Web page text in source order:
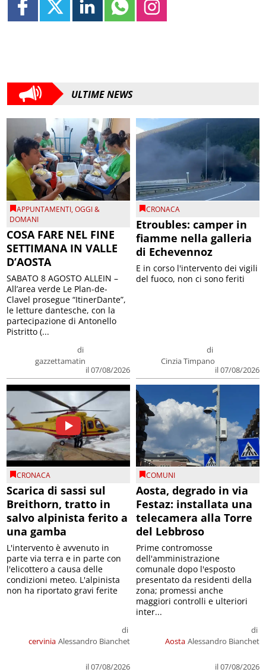
ULTIME NEWS
APPUNTAMENTI,OGGI &
DOMANI
COSA FARE NEL FINE
SETTIMANA IN VALLE
D’AOSTA
di
gazzettamatin
il 07/08/2026
SABATO 8 AGOSTO ALLEIN –
All’area verde Le Plan-de-
Clavel prosegue “ItinerDante”,
le letture dantesche, con la
partecipazione di Antonello
Pistritto (...
CRONACA
Etroubles: camper in
fiamme nella galleria
di Echevennoz
di
Cinzia Timpano
il 07/08/2026
E in corso l'intervento dei vigili
del fuoco, non ci sono feriti
CRONACA
Scarica di sassi sul
Breithorn, tratto in
salvo alpinista ferito a
una gamba
cervinia
di
Alessandro Bianchet
il 07/08/2026
L'intervento è avvenuto in
parte via terra e in parte con
l'elicottero a causa delle
condizioni meteo. L'alpinista
non ha riportato gravi ferite
COMUNI
Aosta, degrado in via
Festaz: installata una
telecamera alla Torre
del Lebbroso
Aosta
di
Alessandro Bianchet
il 07/08/2026
Prime contromosse
dell'amministrazione
comunale dopo l'esposto
presentato da residenti della
zona; promessi anche
maggiori controlli e ulteriori
inter...